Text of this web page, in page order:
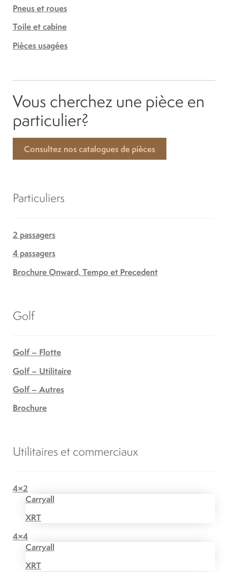
Pneus et roues
Toile et cabine
Pièces usagées
Vous cherchez une pièce en
particulier?
Consultez nos catalogues de pièces
Particuliers
2 passagers
4 passagers
Brochure Onward, Tempo et Precedent
Golf
Golf – Flotte
Golf – Utilitaire
Golf – Autres
Brochure
Utilitaires et commerciaux
4×2
Carryall
XRT
4×4
Carryall
XRT